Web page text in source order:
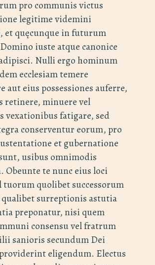
pro communis victus
legitime videmini
et quęcunque in futurum
iuste atque canonice
Nulli ergo hominum
ecclesiam temere
aut eius possessiones auferre,
retinere, minuere vel
vexationibus fatigare, sed
conserventur eorum, pro
et gubernatione
usibus omnimodis
Obeunte te nunc eius loci
tuorum quolibet successorum
surreptionis astutia
preponatur, nisi quem
consensu vel fratrum
sanioris secundum Dei
eligendum. Electus